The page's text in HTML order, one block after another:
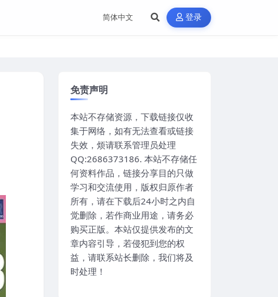
登录
免责声明
本站不存储资源，下载链接仅收
集于网络，如有无法查看或链接
失效，烦请联系管理员处理
QQ:2686373186. 本站不存储任
何资料作品，链接分享目的只做
学习和交流使用，版权归原作者
所有，请在下载后24小时之内自
觉删除，若作商业用途，请务必
购买正版。本站仅提供发布的文
章内容引导，若侵犯到您的权
益，请联系站长删除，我们将及
时处理！